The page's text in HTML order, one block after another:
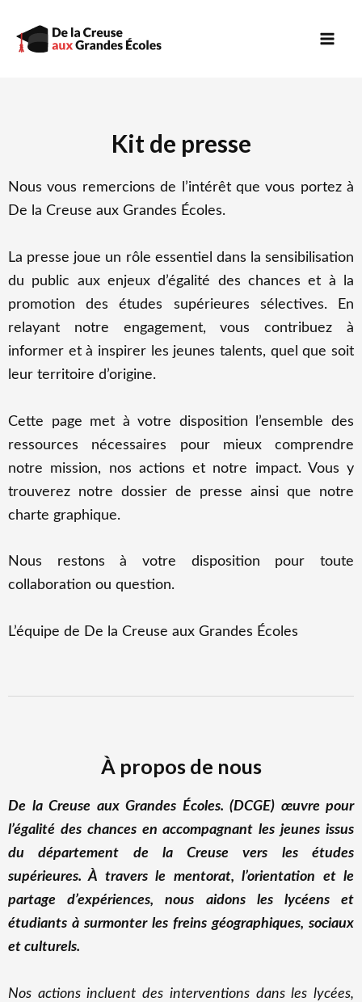
contenu
Kit de presse
Nous vous remercions de l’intérêt que vous portez à
De la Creuse aux Grandes Écoles.
La presse joue un rôle essentiel dans la sensibilisation
du public aux enjeux d’égalité des chances et à la
promotion des études supérieures sélectives. En
relayant notre engagement, vous contribuez à
informer et à inspirer les jeunes talents, quel que soit
leur territoire d’origine.
Cette page met à votre disposition l’ensemble des
ressources nécessaires pour mieux comprendre
notre mission, nos actions et notre impact. Vous y
trouverez notre dossier de presse ainsi que notre
charte graphique.
Nous restons à votre disposition pour toute
collaboration ou question.
L’équipe de De la Creuse aux Grandes Écoles
À propos de nous
De la Creuse aux Grandes Écoles. (DCGE) œuvre pour
l’égalité des chances en accompagnant les jeunes issus
du département de la Creuse vers les études
supérieures. À travers le mentorat, l’orientation et le
partage d’expériences, nous aidons les lycéens et
étudiants à surmonter les freins géographiques, sociaux
et culturels.
Nos actions incluent des interventions dans les lycées,